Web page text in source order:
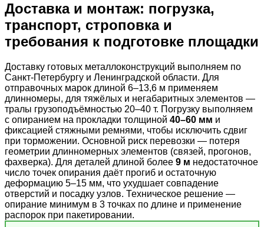
Доставка и монтаж: погрузка,
транспорт, строповка и
требования к подготовке площадки
Доставку готовых металлоконструкций выполняем по
Санкт-Петербургу и Ленинградской области. Для
отправочных марок длиной 6–13,6 м применяем
длинномеры, для тяжёлых и негабаритных элементов —
тралы грузоподъёмностью 20–40 т. Погрузку выполняем
с опиранием на прокладки толщиной 40–60 мм и
фиксацией стяжными ремнями, чтобы исключить сдвиг
при торможении. Основной риск перевозки — потеря
геометрии длинномерных элементов (связей, прогонов,
фахверка). Для деталей длиной более 9 м недостаточное
число точек опирания даёт прогиб и остаточную
деформацию 5–15 мм, что ухудшает совпадение
отверстий и посадку узлов. Техническое решение —
опирание минимум в 3 точках по длине и применение
распорок при пакетировании.